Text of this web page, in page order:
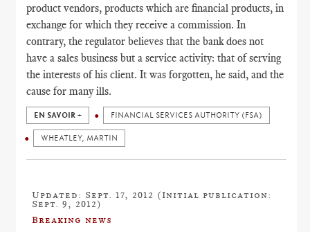
product vendors, products which are financial products, in
exchange for which they receive a commission. In
contrary, the regulator believes that the bank does not
have a sales business but a service activity: that of serving
the interests of his client. It was forgotten, he said, and the
cause for many ills.
EN SAVOIR + FINANCIAL SERVICES AUTHORITY (FSA)
WHEATLEY, MARTIN
Updated: Sept. 17, 2012 (Initial publication:
Sept. 9, 2012)
Breaking news